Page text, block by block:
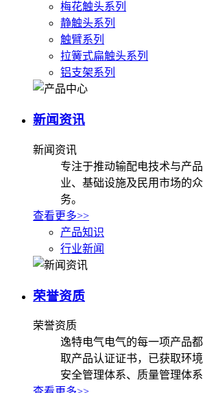
梅花触头系列
静触头系列
触臂系列
拉簧式扁触头系列
铝支架系列
新闻资讯
新闻资讯
专注于推动输配电技术与产
业、基础设施及民用市场的
务。
查看更多>>
产品知识
行业新闻
荣誉资质
荣誉资质
逸特电气电气的每一项产品
取产品认证证书，已获取环
安全管理体系、质量管理体系